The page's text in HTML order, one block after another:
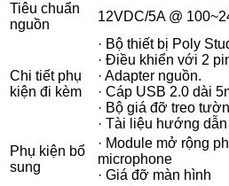
Tiêu chuẩn
nguồn
12VDC/5A @
Chi tiết phụ
kiện đi kèm
· Bộ thiết bị Poly
· Điều khiển với 2
· Adapter nguồn.
· Cáp USB 2.0 dài
· Bộ giá đỡ treo
· Tài liệu hướng
Phụ kiện bổ
sung
· Module mở rộng
microphone
· Giá đỡ màn hình